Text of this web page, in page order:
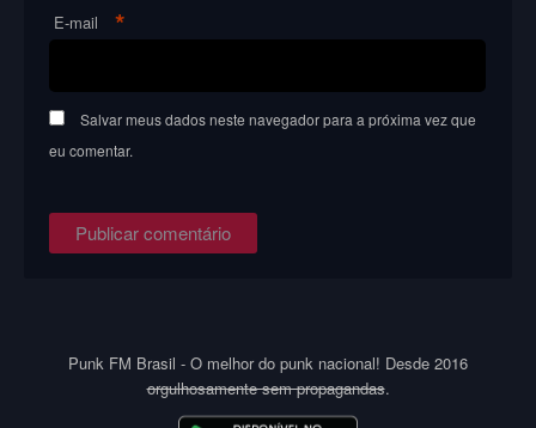
E-mail *
Salvar meus dados neste navegador para a próxima vez que
eu comentar.
Punk FM Brasil - O melhor do punk nacional! Desde 2016
orgulhosamente sem propagandas.